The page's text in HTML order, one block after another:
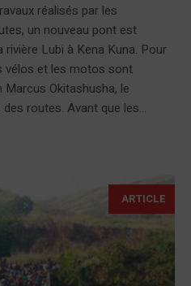
réalisés par les
un nouveau pont est
Lubi à Kena Kuna. Pour
vélos et les motos sont
Marcus Okitashusha, le
routes. Avant que les...
ARTICLE